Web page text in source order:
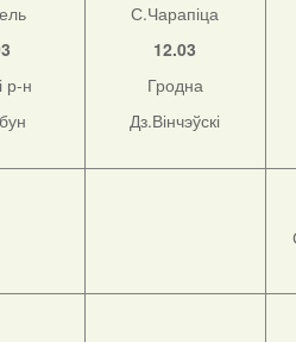
р-н
С.Чарапіца
12.03
Гродна
Дз.Вінчэўскі